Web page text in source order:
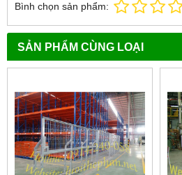
Bình chọn sản phẩm:
SẢN PHẨM CÙNG LOẠI